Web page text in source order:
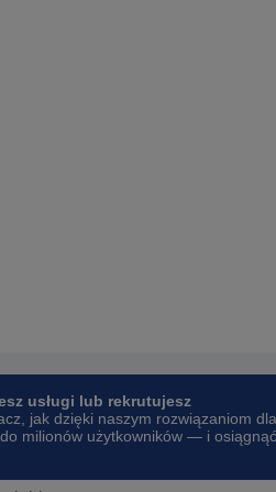
usługi lub rekrutujesz
jak dzięki naszym rozwiązaniom dla
milionów użytkowników — i osiągnąć